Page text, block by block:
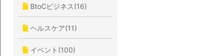
BtoCビジネス(16)
ヘルスケア(11)
イベント(100)